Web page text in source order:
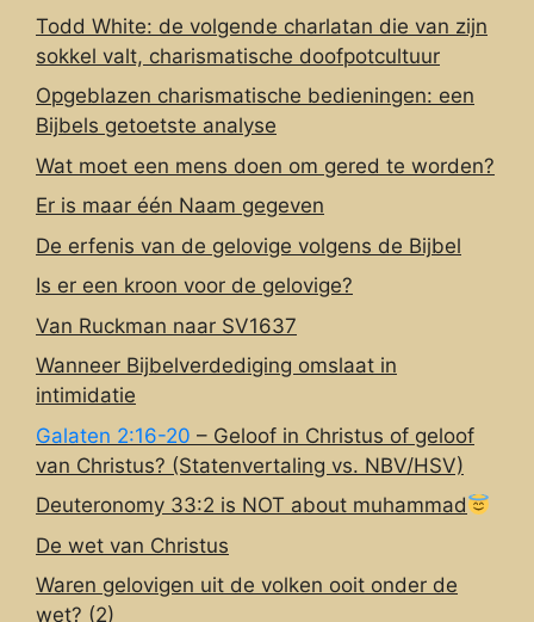
Todd White: de volgende charlatan die van zijn
sokkel valt, charismatische doofpotcultuur
Opgeblazen charismatische bedieningen: een
Bijbels getoetste analyse
Wat moet een mens doen om gered te worden?
Er is maar één Naam gegeven
De erfenis van de gelovige volgens de Bijbel
Is er een kroon voor de gelovige?
Van Ruckman naar SV1637
Wanneer Bijbelverdediging omslaat in
intimidatie
Galaten 2:16-20 – Geloof in Christus of geloof
van Christus? (Statenvertaling vs. NBV/HSV)
Deuteronomy 33:2 is NOT about muhammad
De wet van Christus
Waren gelovigen uit de volken ooit onder de
wet? (2)